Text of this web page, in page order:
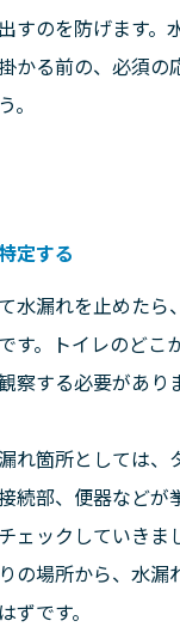
すのを防げます。
かる前の、必須の
。
定する
水漏れを止めたら
す。トイレのどこ
察する必要があり
れ箇所としては、
続部、便器などが
ェックしていきま
の場所から、水漏
ずです。